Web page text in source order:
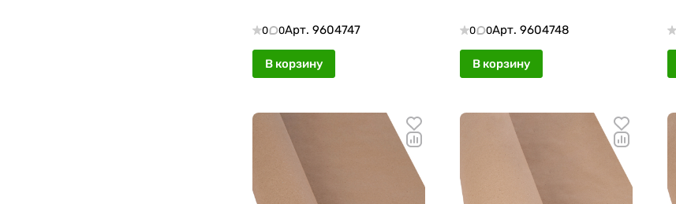
0 0Арт. 9604747
В корзину
0 0Арт. 9604748
В корзину